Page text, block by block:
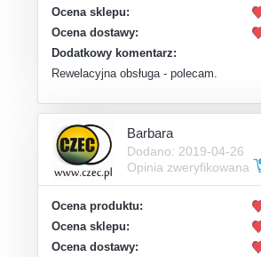
Ocena sklepu:
Ocena dostawy:
Dodatkowy komentarz:
Rewelacyjna obsługa - polecam.
Barbara
Dodano: 2019-04-26
Opinia zweryfikowana
Ocena produktu:
Ocena sklepu:
Ocena dostawy: